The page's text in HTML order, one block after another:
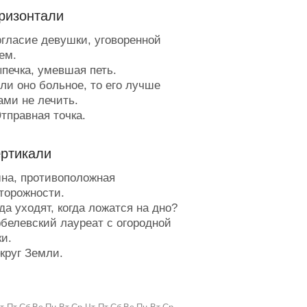
девушки, уговоренной
умевшая петь.
оно больное, то его лучше
не лечить.
точка.
- задерживается.
степени, в которую
основание, чтобы
нужное число.
в нереальное.
плывущий по реке.
на Карла.
Карло как создатель
противоположная
уходят, когда ложатся на дно?
лауреат с огородной
Земли.